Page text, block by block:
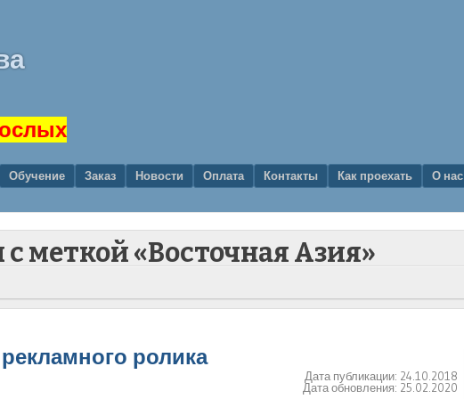
Обучение Заказ Новости Оплата Контакты Как проехать О нас
с меткой «Восточная Азия»
ролика
Дата публикации: 24.10.2018
Дата обновления: 25.02.2020